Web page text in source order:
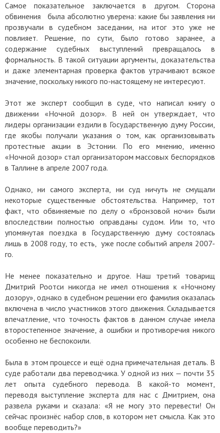
Самое показательное заключается в другом. Сторона
обвинения была абсолютно уверена: какие бы заявления ни
прозвучали в судебном заседании, на итог это уже не
повлияет. Решение, по сути, было готово заранее, а
содержание судебных выступлений превращалось в
формальность. В такой ситуации аргументы, доказательства
и даже элементарная проверка фактов утрачивают всякое
значение, поскольку никого по-настоящему не интересуют.
Этот же эксперт сообщил в суде, что написал книгу о
движении «Ночной дозор». В ней он утверждает, что
лидеры организации ездили в Государственную думу России,
где якобы получали указания о том, как организовывать
протестные акции в Эстонии. По его мнению, именно
«Ночной дозор» стал организатором массовых беспорядков
в Таллине в апреле 2007 года.
Однако, ни самого эксперта, ни суд ничуть не смущали
некоторые существенные обстоятельства. Например, тот
факт, что обвиняемые по делу о «бронзовой ночи» были
впоследствии полностью оправданы судом. Или то, что
упомянутая поездка в Государственную думу состоялась
лишь в 2008 году, то есть, уже после событий апреля 2007-
го.
Не менее показательно и другое. Наш третий товарищ
Дмитрий Роотси никогда не имел отношения к «Ночному
дозору», однако в судебном решении его фамилия оказалась
включена в число участников этого движения. Складывается
впечатление, что точность фактов в данном случае имела
второстепенное значение, а ошибки и противоречия никого
особенно не беспокоили.
Была в этом процессе и ещё одна примечательная деталь. В
суде работали два переводчика. У одной из них — почти 35
лет опыта судебного перевода. В какой-то момент,
переводя выступление эксперта для нас с Дмитрием, она
развела руками и сказала: «Я не могу это перевести! Он
сейчас произнёс набор слов, в котором нет смысла. Как это
вообще переводить?»